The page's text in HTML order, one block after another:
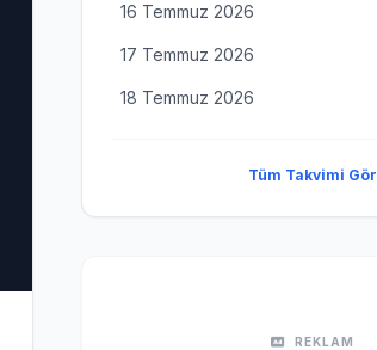
16 Temmuz 2026
17 Temmuz 2026
18 Temmuz 2026
Tüm Takvimi Gör
REKLAM